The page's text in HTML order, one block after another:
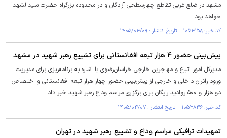
مشهد در ضلع غربی تقاطع چهارسطحی آزادگان و در محدوده بزرگراه حضرت سیدالشهدا
خواهد بود.
کد خبر: ۱۰۵۴۱۵۸ تاریخ انتشار : ۱۴۰۵/۰۴/۰۹
پیش‌بینی حضور ۴ هزار تبعه افغانستانی برای تشییع رهبر شهید در مشهد
مدیرکل امور اتباع و مهاجرین خارجی خراسان‌رضوی با اشاره به برنامه‌ریزی برای مدیریت
ورود زائران داخلی و خارجی از پیش‌بینی حضور چهار هزار تبعه افغانستانی و اختصاص
دو هزار و ۵۰۰ روادید رایگان برای برگزاری مراسم وداع رهبر شهید خبر داد.
کد خبر: ۱۰۵۳۸۳۶ تاریخ انتشار : ۱۴۰۵/۰۴/۰۷
تمهیدات ترافیکی مراسم وداع و تشییع رهبر شهید در تهران